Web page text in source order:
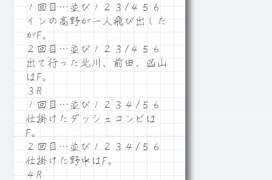
１回目…並び１２３/４５６
インの高野が一人飛び出した
がF。
２回目…並び１２３/４５６
出て行った北川、前田、西山
はF。
３R
１回目…並び１２３４/５６
仕掛けたダッシュコンビは
F。
２回目…並び１２３４/５６
仕掛けた野中はF。
４R